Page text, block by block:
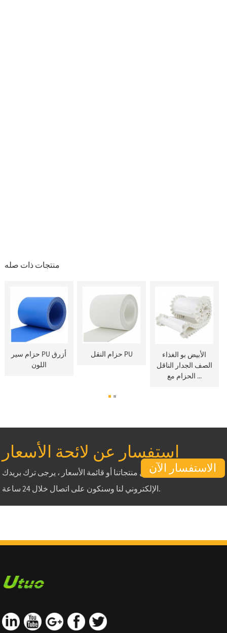
منتجات ذات صله
حزام سير PU أزرق
اللون
حزام النقل PU
الأبيض بو الغذاء
الصف الجدار الناقل
الحزام مع ...
استفسار عن لائحة الأسعار
للاستفسارات حول منتجاتنا أو قائمة الأسعار ، يرجى ترك بريدك
الإلكتروني لنا وسنكون على اتصال خلال 24 ساعة.
الاستفسار الآن